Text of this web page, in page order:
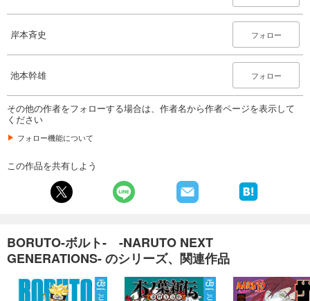
岸本斉史 フォロー
池本幹雄 フォロー
その他の作者をフォローする場合は、作者名から作者ページを表示して
ください
フォロー機能について
この作品を共有しよう
BORUTO-ボルト- -NARUTO NEXT
GENERATIONS- のシリーズ、関連作品